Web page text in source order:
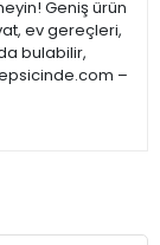
Geniş ürün
ev gereçleri,
bulabilir,
–